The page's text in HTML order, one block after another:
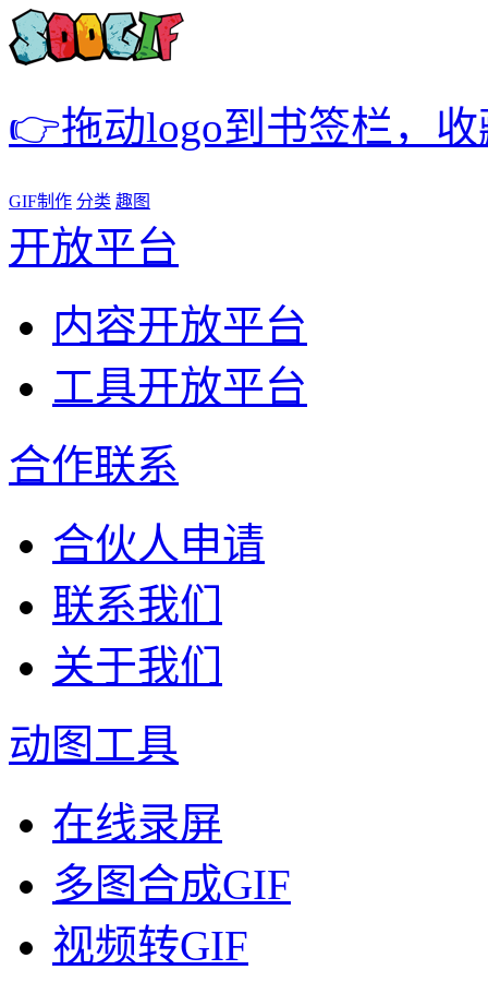
👉拖动logo到书签栏，
GIF制作 分类 趣图
开放平台
内容开放平台
工具开放平台
合作联系
合伙人申请
联系我们
关于我们
动图工具
在线录屏
多图合成GIF
视频转GIF